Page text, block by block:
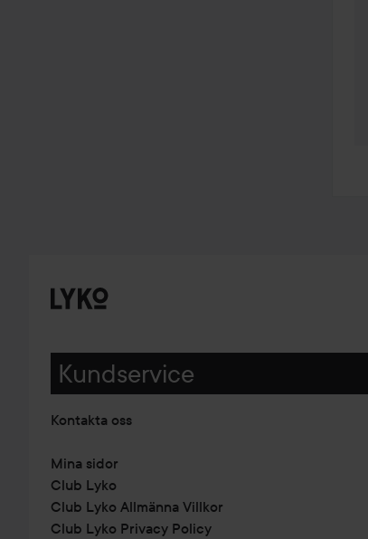
Kundservice
Kontakta oss
Mina sidor
Club Lyko
Club Lyko Allmänna Villkor
Club Lyko Privacy Policy